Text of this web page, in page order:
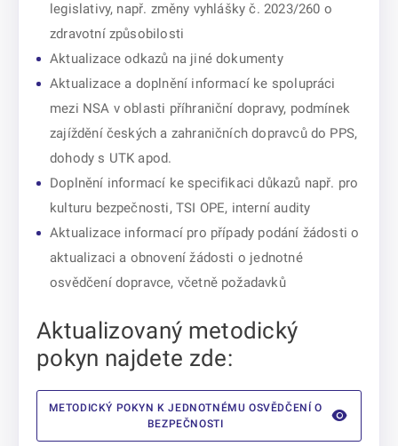
legislativy, např. změny vyhlášky č. 2023/260 o
zdravotní způsobilosti
Aktualizace odkazů na jiné dokumenty
Aktualizace a doplnění informací ke spolupráci
mezi NSA v oblasti příhraniční dopravy, podmínek
zajíždění českých a zahraničních dopravců do PPS,
dohody s UTK apod.
Doplnění informací ke specifikaci důkazů např. pro
kulturu bezpečnosti, TSI OPE, interní audity
Aktualizace informací pro případy podání žádosti o
aktualizaci a obnovení žádosti o jednotné
osvědčení dopravce, včetně požadavků
Aktualizovaný metodický
pokyn najdete zde:
METODICKÝ POKYN K JEDNOTNÉMU OSVĚDČENÍ O
BEZPEČNOSTI